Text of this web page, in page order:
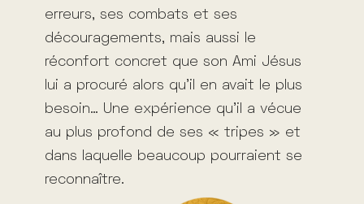
erreurs, ses combats et ses
découragements, mais aussi le
réconfort concret que son Ami Jésus
lui a procuré alors qu’il en avait le plus
besoin… Une expérience qu’il a vécue
au plus profond de ses « tripes » et
dans laquelle beaucoup pourraient se
reconnaître.